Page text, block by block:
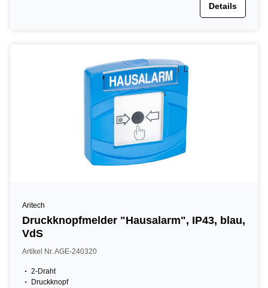
Details
Aritech
Druckknopfmelder "Hausalarm", IP43, blau,
VdS
Artikel Nr. AGE-240320
2-Draht
Druckknopf